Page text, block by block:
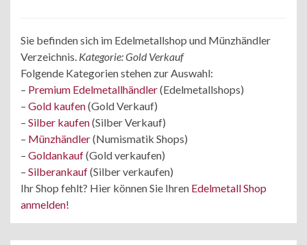
Sie befinden sich im Edelmetallshop und Münzhändler
Verzeichnis. Kategorie: Gold Verkauf
Folgende Kategorien stehen zur Auswahl:
– Premium Edelmetallhändler(Edelmetallshops)
– Gold kaufen(Gold Verkauf)
– Silber kaufen(Silber Verkauf)
– Münzhändler(Numismatik Shops)
– Goldankauf(Gold verkaufen)
– Silberankauf(Silber verkaufen)
Ihr Shop fehlt? Hier können Sie Ihren Edelmetall Shop
anmelden!